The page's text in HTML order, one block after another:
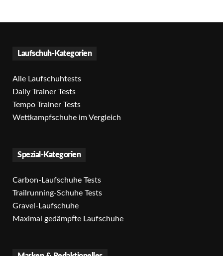
Laufschuh-Kategorien
Alle Laufschuhtests
Daily Trainer Tests
Tempo Trainer Tests
Wettkampfschuhe im Vergleich
Spezial-Kategorien
Carbon-Laufschuhe Tests
Trailrunning-Schuhe Tests
Gravel-Laufschuhe
Maximal gedämpfte Laufschuhe